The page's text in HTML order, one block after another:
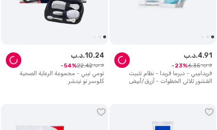
فريدابيبي - ديرما فريدا - نظام تثبيت
القشور ثلاثي الخطوات - أزرق/أبيض
د.ب.4.91
د.ب. 6.35
23
تومي تيبي - مجموعة الرعاية الصحية
كلوسر تو نيتشر
د.ب.10.24
د.ب. 22.42
54